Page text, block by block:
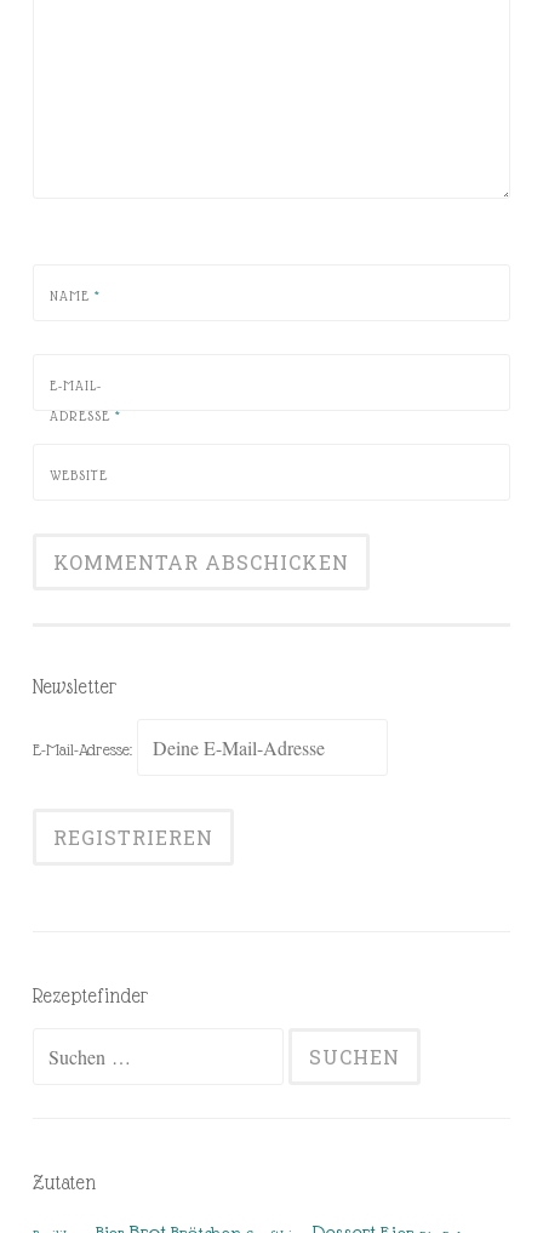
NAME *
E-MAIL-
ADRESSE *
WEBSITE
Newsletter
E-Mail-Adresse:
Rezeptefinder
Zutaten